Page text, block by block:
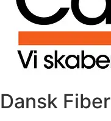
Dansk Fiber